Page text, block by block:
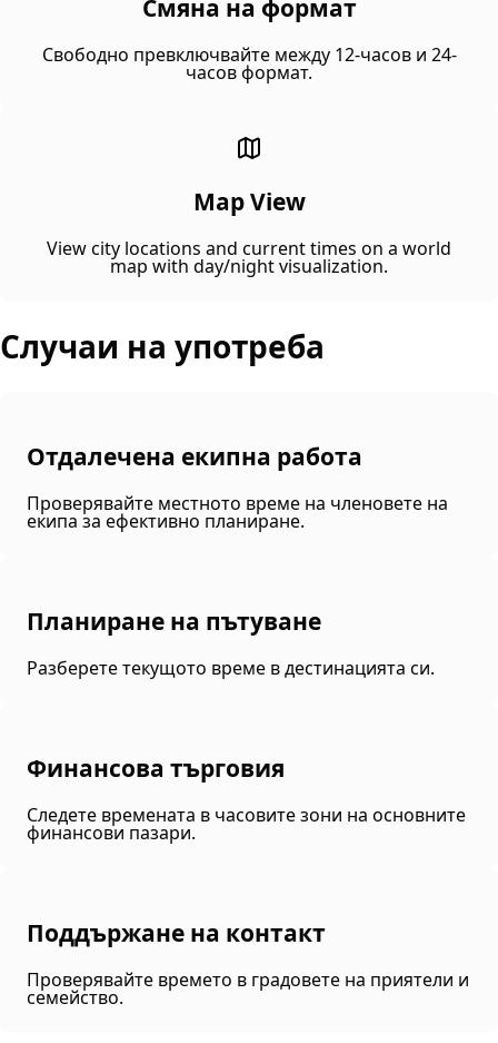
Смяна на формат
Свободно превключвайте между 12-часов и 24-
часов формат.
Map View
View city locations and current times on a world
map with day/night visualization.
Случаи на употреба
Отдалечена екипна работа
Проверявайте местното време на членовете на
екипа за ефективно планиране.
Планиране на пътуване
Разберете текущото време в дестинацията си.
Финансова търговия
Следете времената в часовите зони на основните
финансови пазари.
Поддържане на контакт
Проверявайте времето в градовете на приятели и
семейство.